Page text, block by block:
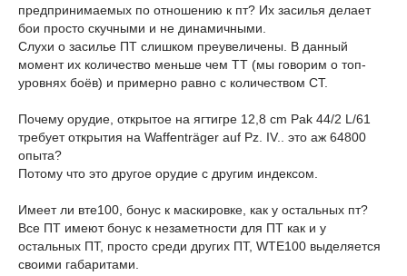
предпринимаемых по отношению к пт? Их засилья делает
бои просто скучными и не динамичными.
Слухи о засилье ПТ слишком преувеличены. В данный
момент их количество меньше чем ТТ (мы говорим о топ-
уровнях боёв) и примерно равно с количеством СТ.
Почему орудие, открытое на ягтигре 12,8 cm Pak 44/2 L/61
требует открытия на Waffenträger auf Pz. IV.. это аж 64800
опыта?
Потому что это другое орудие с другим индексом.
Имеет ли вте100, бонус к маскировке, как у остальных пт?
Все ПТ имеют бонус к незаметности для ПТ как и у
остальных ПТ, просто среди других ПТ, WTE100 выделяется
своими габаритами.